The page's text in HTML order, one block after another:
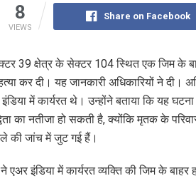
8
VIEWS
Share on Facebook
39 क्षेत्र के सेक्टर 104 स्थित एक जिम के
कर दी। यह जानकारी अधिकारियों ने दी।
में कार्यरत थे। उन्होंने बताया कि यह
का नतीजा हो सकती है, क्योंकि मृतक के
की जांच में जुट गई हैं।
एअर इंडिया में कार्यरत व्यक्ति की जिम के बाहर